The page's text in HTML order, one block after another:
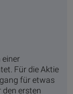
einer
Für die Aktie
für etwas
den ersten